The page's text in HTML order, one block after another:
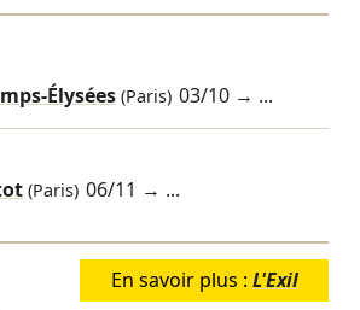
Élysées(Paris) 03/10 → ...
(Paris) 06/11 → ...
En savoir plus : L'Exil